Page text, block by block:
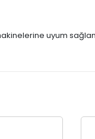
uyum